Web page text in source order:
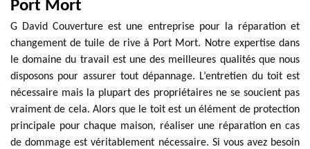
Port Mort
G David Couverture est une entreprise pour la réparation et
changement de tuile de rive à Port Mort. Notre expertise dans
le domaine du travail est une des meilleures qualités que nous
disposons pour assurer tout dépannage. L’entretien du toit est
nécessaire mais la plupart des propriétaires ne se soucient pas
vraiment de cela. Alors que le toit est un élément de protection
principale pour chaque maison, réaliser une réparation en cas
de dommage est véritablement nécessaire. Si vous avez besoin